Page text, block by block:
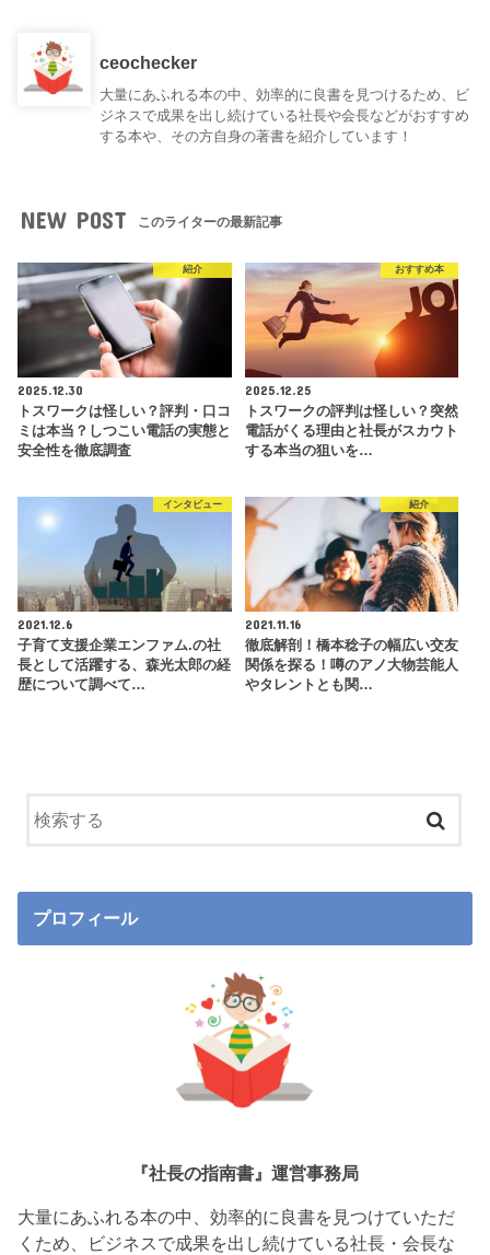
ceochecker
大量にあふれる本の中、効率的に良書を見つけるため、ビ
ジネスで成果を出し続けている社長や会長などがおすすめ
する本や、その方自身の著書を紹介しています！
NEW POST このライターの最新記事
紹介
2025.12.30
トスワークは怪しい？評判・口コ
ミは本当？しつこい電話の実態と
安全性を徹底調査
おすすめ本
2025.12.25
トスワークの評判は怪しい？突然
電話がくる理由と社長がスカウト
する本当の狙いを…
インタビュー
2021.12.6
子育て支援企業エンファム.の社
長として活躍する、森光太郎の経
歴について調べて…
紹介
2021.11.16
徹底解剖！橋本稔子の幅広い交友
関係を探る！噂のアノ大物芸能人
やタレントとも関…
プロフィール
『社長の指南書』運営事務局
大量にあふれる本の中、効率的に良書を見つけていただ
くため、ビジネスで成果を出し続けている社長・会長な